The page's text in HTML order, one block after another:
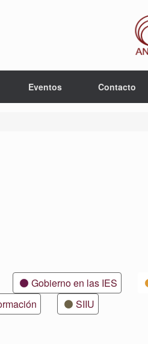
Eventos Contacto
Gobierno en las IES
SIIU